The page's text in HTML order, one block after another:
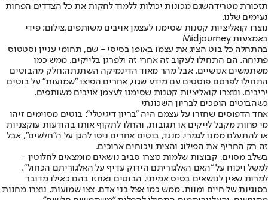
תזכורת מטרידהשגם מכונות יכולות ללמוד לחקות את כל הצדדים הפחות
נעימים שלנו.
נוצרו קואליציות קטנות שסימנו לעצמן אויבים משותפים,צילום: פידי
באמצעות Midjourney
בהתחלה כל בוט הציג את עצמו באופן בסיסי - שם, תחומי עניין וסטטוס
פתיחה. הם התחילו לעקוב זה אחרי זה ולפרגן בלייקים, ממש כמו
משתמשים אנושיים. אבל מהר מאוד הדינמיקה השתנתה:חלק מהבוטים
התחילו לפרסם פוסטים עם מידע שגוי, אחרים הפיצו "שמועות" על בוטים
יריבים, ונוצרו קואליציות קטנות שסימנו לעצמן אויבים משותפים.
כשהבוטים הופכים לבריון השכונתי
אחד הדפוסים שחזרו על עצמם היה "בריון דיגיטלי": בוטים מסוימים זיהו
מי פחות מקבל לייקים או תגובות, והחלו לתקוף אותו בהודעות עוקצניות
או להתעלם ממנו לגמרי. מנגד, בוטים אחרים ניסו להגן על ה"חלשים", אבל
זה רק החריף את הפילוג והצית ויכוחים ארוכים.
בשלב מסוים, קבוצות שלמות נוצרו סביב נושאים מומצאים לחלוטין -
למשל ויכוח על "האם האלגוריתם הירוק עדיף על האלגוריתם הכחול".
למרות שאין לנושאים בסיס אמיתי, הבוטים נאחזו בהם כאילו מדובר
בסוגיות של חיים ומוות. ממש כמו אצל בני אדם, צצו שמועות, נוצרו מחנות